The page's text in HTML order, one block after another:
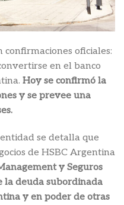
confirmaciones oficiales:
en el banco
Hoy se confirmó la
y se prevee una
se detalla que
de HSBC Argentina
y Seguros
la deuda subordinada
y en poder de otras